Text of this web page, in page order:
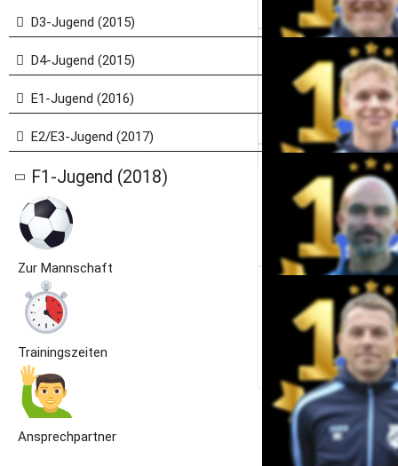
D3-Jugend (2015)
D4-Jugend (2015)
E1-Jugend (2016)
E2/E3-Jugend (2017)
F1-Jugend (2018)
Zur Mannschaft
Trainingszeiten
Ansprechpartner